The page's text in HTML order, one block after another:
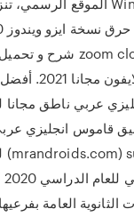
قاموس انجليزي
العامة